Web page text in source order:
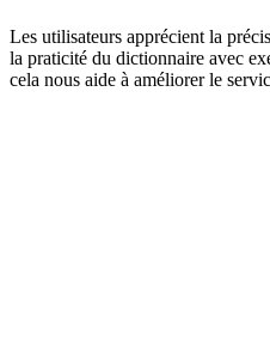
Les utilisateurs apprécient la
la praticité du dictionnaire avec
cela nous aide à améliorer le